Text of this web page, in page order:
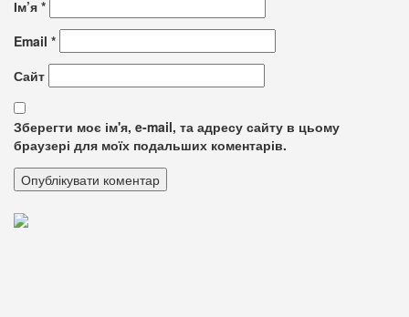
Ім’я *
Email *
Сайт
Зберегти моє ім'я, e-mail, та адресу сайту в цьому
браузері для моїх подальших коментарів.